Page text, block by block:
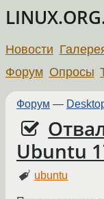
Новости
Форум Опросы
Форум —
Ubuntu
ubuntu